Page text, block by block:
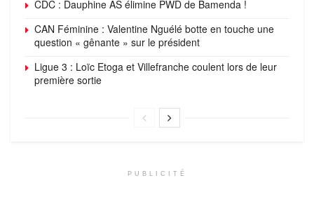
CDC : Dauphine AS élimine PWD de Bamenda !
CAN Féminine : Valentine Nguélé botte en touche une
question « gênante » sur le président
Ligue 3 : Loïc Etoga et Villefranche coulent lors de leur
première sortie
PUBLICITÉ